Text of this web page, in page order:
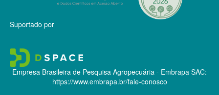
Suportado por
Empresa Brasileira de Pesquisa Agropecuária - Embrapa SAC:
https://www.embrapa.br/fale-conosco